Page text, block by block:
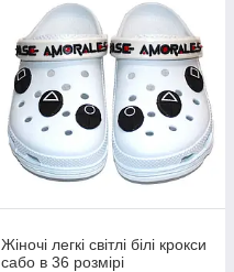
Жіночі легкі світлі білі крокси
сабо в 36 розмірі